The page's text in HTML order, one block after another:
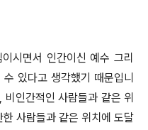
시면서 인간이신 예수 그리
있다고 생각했기 때문입니
인간적인 사람들과 같은 위
사람들과 같은 위치에 도달